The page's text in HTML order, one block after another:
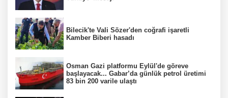
Bilecik'te Vali Sözer'den coğrafi işaretli
Kamber Biberi hasadı
Osman Gazi platformu Eylül'de göreve
başlayacak... Gabar’da günlük petrol üretimi
83 bin 200 varile ulaştı